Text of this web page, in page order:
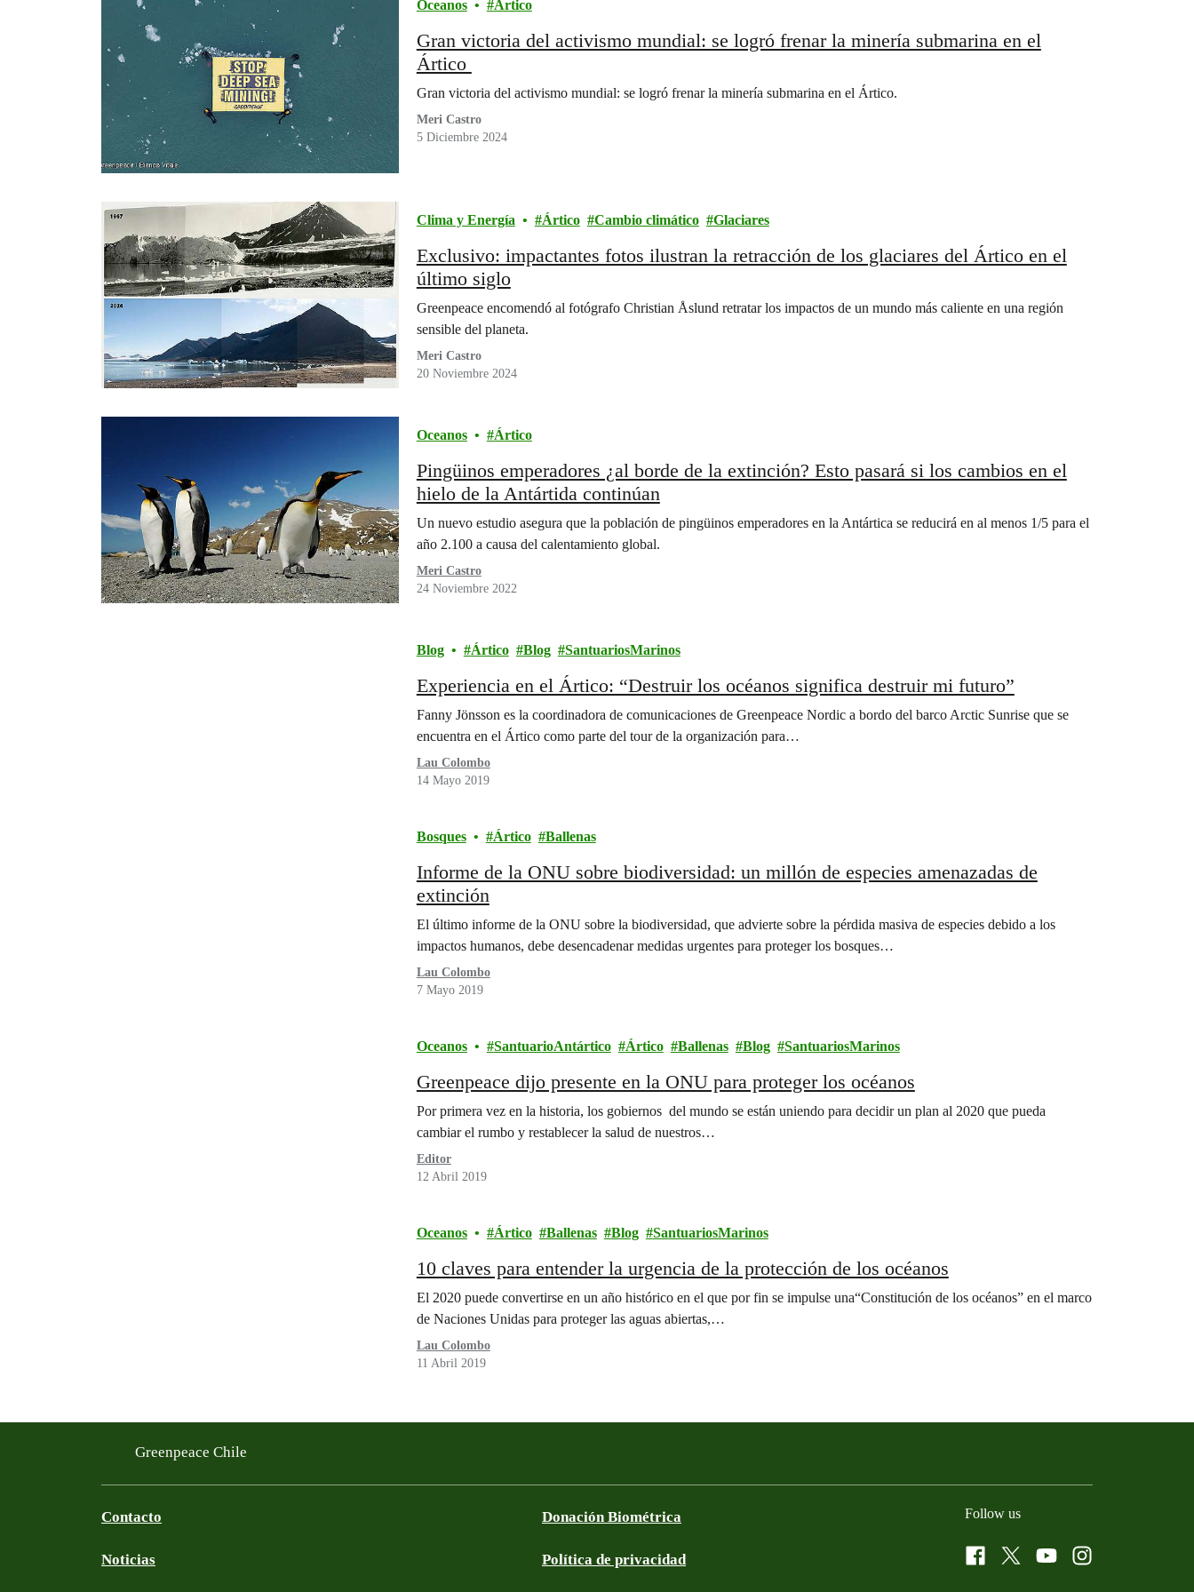
Filtered results Oceanos Ártico
Gran victoria del activismo mundial: se logró frenar la minería submarina en el
Ártico
Gran victoria del activismo mundial: se logró frenar la minería submarina en el Ártico.
Meri Castro
5 Diciembre 2024
Clima y Energía Ártico Cambio climático Glaciares
Exclusivo: impactantes fotos ilustran la retracción de los glaciares del Ártico en el
último siglo
Greenpeace encomendó al fotógrafo Christian Åslund retratar los impactos de un mundo más caliente en una región
sensible del planeta.
Meri Castro
20 Noviembre 2024
Oceanos Ártico
Pingüinos emperadores ¿al borde de la extinción? Esto pasará si los cambios en el
hielo de la Antártida continúan
Un nuevo estudio asegura que la población de pingüinos emperadores en la Antártica se reducirá en al menos 1/5 para el
año 2.100 a causa del calentamiento global.
Meri Castro
24 Noviembre 2022
Blog Ártico Blog SantuariosMarinos
Experiencia en el Ártico: “Destruir los océanos significa destruir mi futuro”
Fanny Jönsson es la coordinadora de comunicaciones de Greenpeace Nordic a bordo del barco Arctic Sunrise que se
encuentra en el Ártico como parte del tour de la organización para…
Lau Colombo
14 Mayo 2019
Bosques Ártico Ballenas
Informe de la ONU sobre biodiversidad: un millón de especies amenazadas de
extinción
El último informe de la ONU sobre la biodiversidad, que advierte sobre la pérdida masiva de especies debido a los
impactos humanos, debe desencadenar medidas urgentes para proteger los bosques…
Lau Colombo
7 Mayo 2019
Oceanos SantuarioAntártico Ártico Ballenas Blog SantuariosMarinos
Greenpeace dijo presente en la ONU para proteger los océanos
Por primera vez en la historia, los gobiernos del mundo se están uniendo para decidir un plan al 2020 que pueda
cambiar el rumbo y restablecer la salud de nuestros…
Editor
12 Abril 2019
Oceanos Ártico Ballenas Blog SantuariosMarinos
10 claves para entender la urgencia de la protección de los océanos
El 2020 puede convertirse en un año histórico en el que por fin se impulse una“Constitución de los océanos” en el marco
de Naciones Unidas para proteger las aguas abiertas,…
Lau Colombo
11 Abril 2019
Greenpeace Chile
Contacto
Noticias
Donación Biométrica
Política de privacidad
Follow us